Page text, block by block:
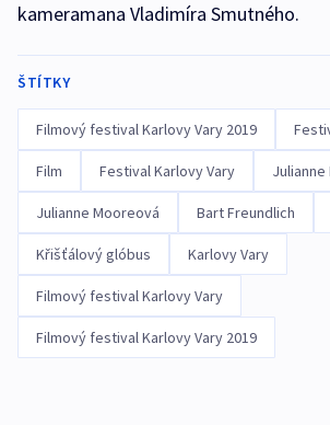
kameramana Vladimíra Smutného.
ŠTÍTKY
Filmový festival Karlovy Vary 2019
Film Festival Karlovy Vary
Julianne Mooreová Bart Freundlich
Křišťálový glóbus Karlovy Vary
Filmový festival Karlovy Vary
Filmový festival Karlovy Vary 2019